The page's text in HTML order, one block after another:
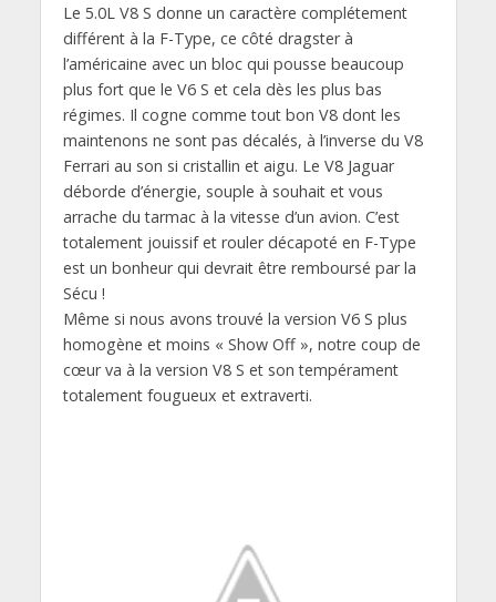
Le 5.0L V8 S donne un caractère complétement
différent à la F-Type, ce côté dragster à
l’américaine avec un bloc qui pousse beaucoup
plus fort que le V6 S et cela dès les plus bas
régimes. Il cogne comme tout bon V8 dont les
maintenons ne sont pas décalés, à l’inverse du V8
Ferrari au son si cristallin et aigu. Le V8 Jaguar
déborde d’énergie, souple à souhait et vous
arrache du tarmac à la vitesse d’un avion. C’est
totalement jouissif et rouler décapoté en F-Type
est un bonheur qui devrait être remboursé par la
Sécu !
Même si nous avons trouvé la version V6 S plus
homogène et moins « Show Off », notre coup de
cœur va à la version V8 S et son tempérament
totalement fougueux et extraverti.